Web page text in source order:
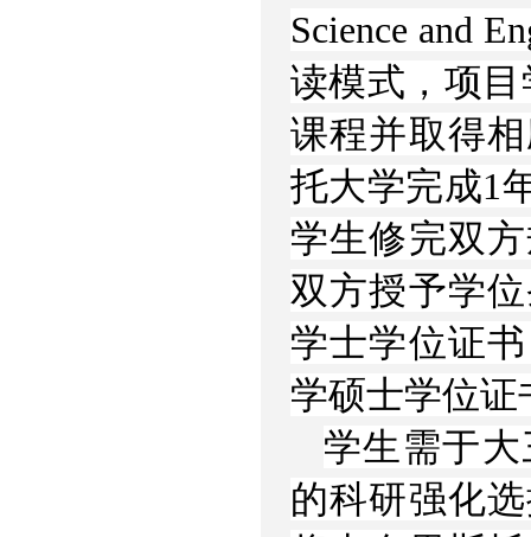
Science and
读模式，项
课程并取得
托大学完成1
学生修完双
双方授予学
学士学位证
学硕士学位证
学生需于
的科研强化